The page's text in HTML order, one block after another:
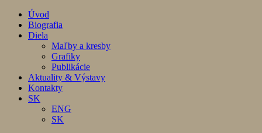
Úvod
Biografia
Diela
Maľby a kresby
Grafiky
Publikácie
Aktuality & Výstavy
Kontakty
SK
ENG
SK